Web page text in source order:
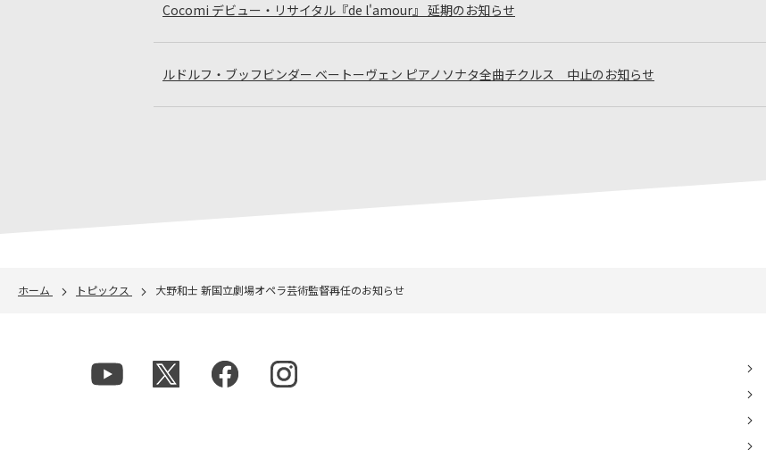
Cocomi デビュー・リサイタル『de l'amour』 延期のお知らせ
ルドルフ・ブッフビンダー ベートーヴェン ピアノソナタ全曲チクルス 中止のお知らせ
ホーム トピックス 大野和士 新国立劇場オペラ芸術監督再任のお知らせ